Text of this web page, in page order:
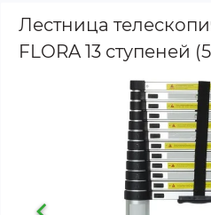
Лестница
FLORA 13 ступеней